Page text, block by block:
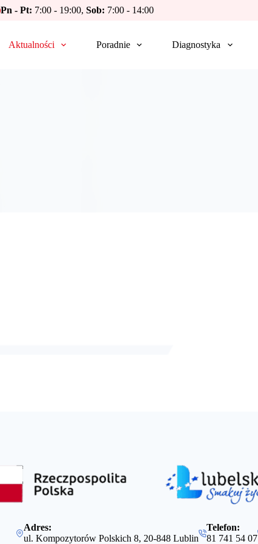
Pn - Pt: 7:00 - 19:00, Sob: 7:00 - 14:00
Aktualności Poradnie Diagnostyka
Adres:
ul. Kompozytorów Polskich 8, 20-848 Lublin
Telefon:
81 741 54 07